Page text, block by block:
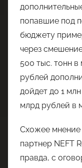
попавшие под
бюджету
через
500 тыс. тонн в
рублей
дойдет до 1
млрд рублей в
Схожее мнение
партнер NEFT
правда, с